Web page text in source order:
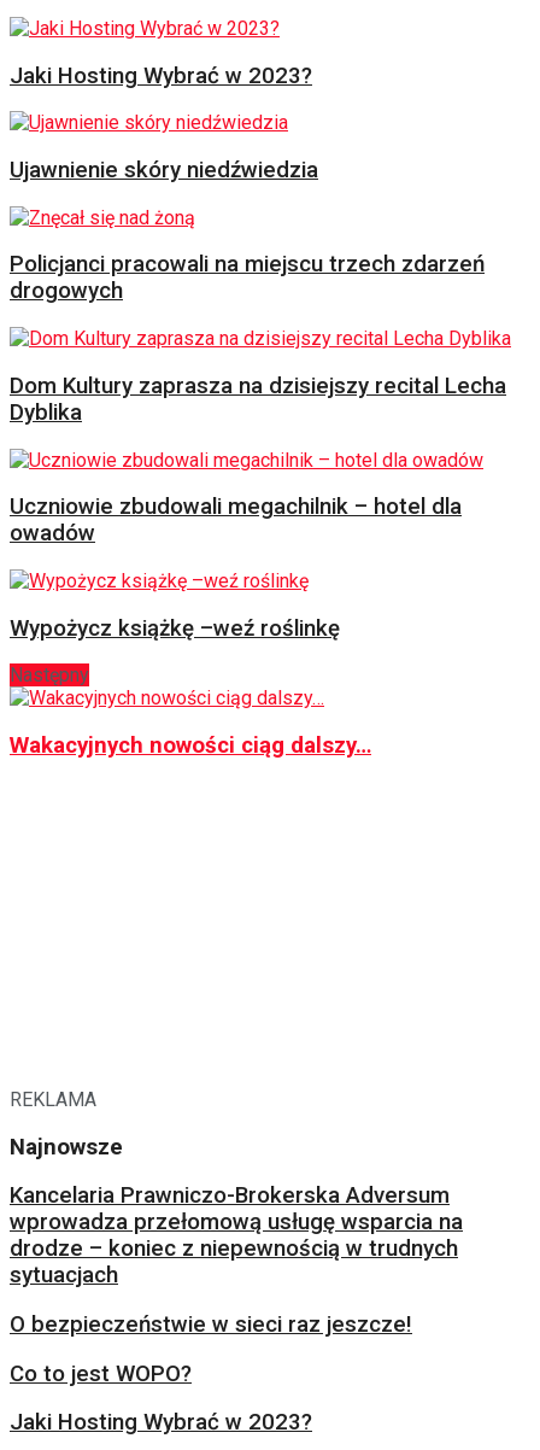
Jaki Hosting Wybrać w 2023?
Ujawnienie skóry niedźwiedzia
Policjanci pracowali na miejscu trzech zdarzeń
drogowych
Dom Kultury zaprasza na dzisiejszy recital Lecha
Dyblika
Uczniowie zbudowali megachilnik – hotel dla
owadów
Wypożycz książkę –weź roślinkę
Następny
Wakacyjnych nowości ciąg dalszy…
REKLAMA
Najnowsze
Kancelaria Prawniczo-Brokerska Adversum
wprowadza przełomową usługę wsparcia na
drodze – koniec z niepewnością w trudnych
sytuacjach
O bezpieczeństwie w sieci raz jeszcze!
Co to jest WOPO?
Jaki Hosting Wybrać w 2023?